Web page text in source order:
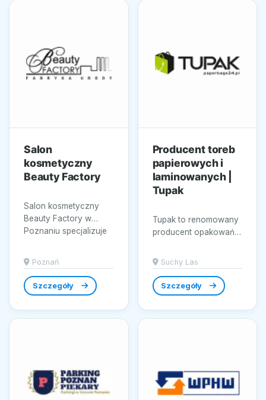
Salon
kosmetyczny
Beauty Factory
Salon kosmetyczny
Beauty Factory w
Poznaniu specjalizuje
zabiegach z zakresu
medycyny...
Poznań
Szczegóły
Producent toreb
papierowych i
laminowanych |
Tupak
Tupak to renomowany
producent opakowań,
tworzeniu wysokiej
jakości toreb
papierowych i...
Suchy Las
Szczegóły